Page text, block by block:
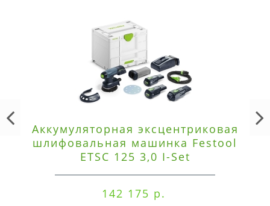
Аккумуляторная эксцентриковая
шлифовальная машинка Festool
ETSC 125 3,0 I-Set
142 175 р.